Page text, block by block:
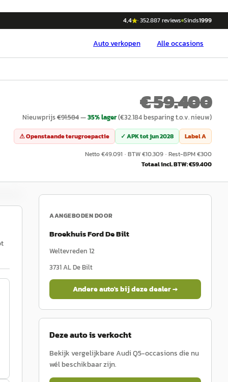
4,4 ·352.887reviews Sinds1999
Autoverkopen Alle occasions
€ 59.400
Nieuwprijs€91.584—35% lager(€32.184besparing t.o.v. nieuw)
⚠ Openstaande terugroepactie ✓ APK totjun 2028 LabelA
Netto €49.091 · BTW €10.309 · Rest-BPM €300
Totaal incl. BTW: €59.400
AANGEBODEN DOOR
Broekhuis Ford De Bilt
Weltevreden 12
3731 ALDe Bilt
Andere auto's bij deze dealer →
Deze auto is verkocht
Bekijk vergelijkbareAudiQ5-occasions die nu
wél beschikbaar zijn.